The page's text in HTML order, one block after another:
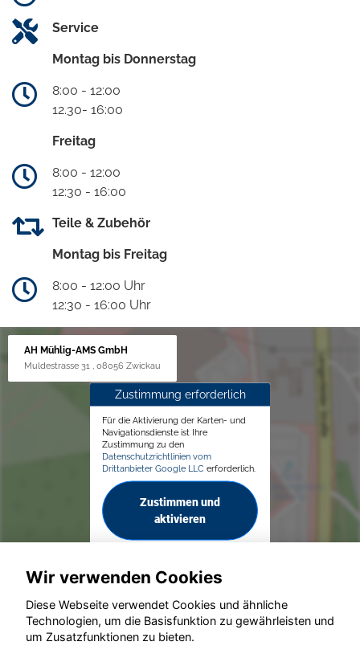
Service
Montag bis Donnerstag
8:00 - 12:00
12.30- 16:00
Freitag
8:00 - 12:00
12:30 - 16:00
Teile & Zubehör
Montag bis Freitag
8:00 - 12:00 Uhr
12:30 - 16:00 Uhr
AH Mühlig-AMS GmbH
Muldestrasse 31 , 08056 Zwickau
Zustimmung erforderlich
Für die Aktivierung der Karten- und
Navigationsdienste ist Ihre
Zustimmung zu den
Datenschutzrichtlinien vom
Drittanbieter Google LLC erforderlich.
Zustimmen und
aktivieren
© konjunkturmotor.de GmbH 2020 - 2026
Wir verwenden Cookies
Diese Webseite verwendet Cookies und ähnliche
Technologien, um die Basisfunktion zu gewährleisten und
um Zusatzfunktionen zu bieten.